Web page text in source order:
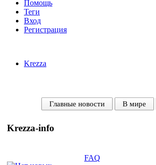
Помощь
Теги
Вход
Регистрация
Krezza
Главные новости В мире
Krezza-info
FAQ